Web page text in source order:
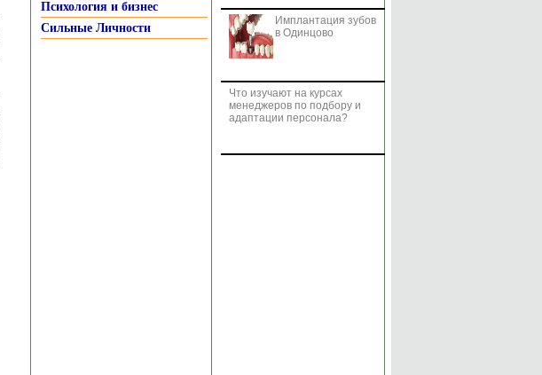
Психология и бизнес
Сильные Личности
Имплантация зубов
в Одинцово
Что изучают на курсах
менеджеров по подбору и
адаптации персонала?